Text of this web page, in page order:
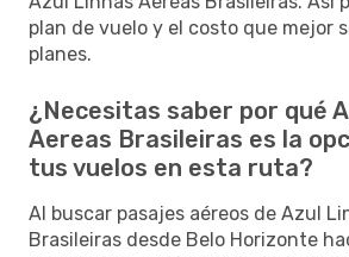
plan de vuelo y el costo que mejor
planes.
¿Necesitas saber por qué
Aereas Brasileiras es la
tus vuelos en esta ruta?
Al buscar pasajes aéreos de Azul
Brasileiras desde Belo Horizonte